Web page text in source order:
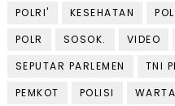
POLRI'
KESEHATAN
POLR
SOSOK. VIDEO
SEPUTAR PARLEMEN
TNI
PEMKOT
POLISI